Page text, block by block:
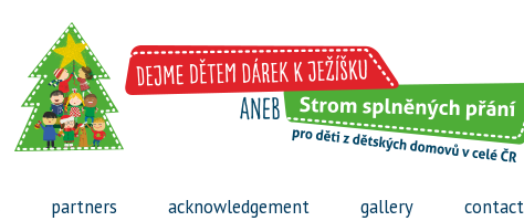
partners acknowledgement gallery contact